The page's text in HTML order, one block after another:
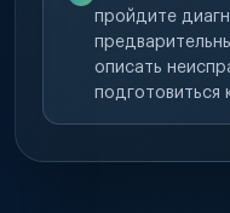
пройдите
описать
подготовиться